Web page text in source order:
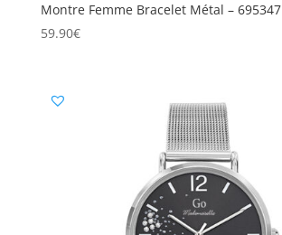
Montre Femme Bracelet Métal – 695347
59.90€